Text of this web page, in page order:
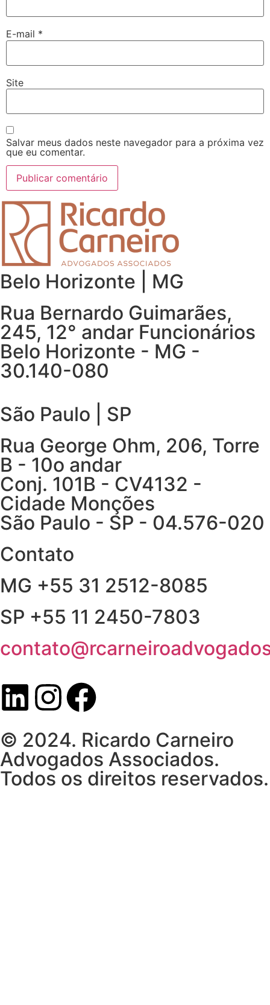
E-mail *
Site
Salvar meus dados neste navegador para a próxima vez
que eu comentar.
Belo Horizonte | MG
Rua Bernardo Guimarães,
245, 12° andar Funcionários
Belo Horizonte - MG -
30.140-080
São Paulo | SP
Rua George Ohm, 206, Torre
B - 10o andar
Conj. 101B - CV4132 -
Cidade Monções
São Paulo - SP - 04.576-020
Contato
MG +55 31 2512-8085
SP +55 11 2450-7803
© 2024. Ricardo Carneiro
Advogados Associados.
Todos os direitos reservados.